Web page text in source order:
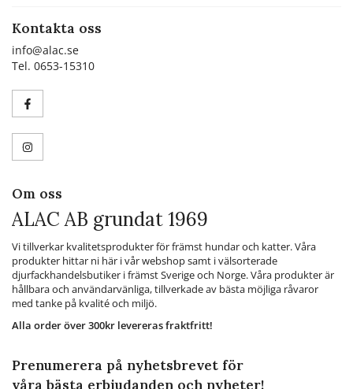
Kontakta oss
info@alac.se
Tel. 0653-15310
Om oss
ALAC AB grundat 1969
Vi tillverkar kvalitetsprodukter för främst hundar och katter. Våra
produkter hittar ni här i vår webshop samt i välsorterade
djurfackhandelsbutiker i främst Sverige och Norge. Våra produkter är
hållbara och användarvänliga, tillverkade av bästa möjliga råvaror
med tanke på kvalité och miljö.
Alla order över 300kr levereras fraktfritt!
Prenumerera på nyhetsbrevet för
våra bästa erbjudanden och nyheter!